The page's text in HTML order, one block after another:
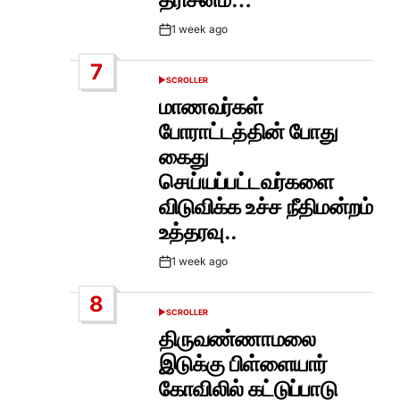
Post1 week ago
7
POSTED
SCROLLER
மாணவர்கள்
போராட்டத்தின் போது
கைது
செய்யப்பட்டவர்களை
விடுவிக்க உச்ச நீதிமன்றம்
உத்தரவு..
Post1 week ago
8
POSTED
SCROLLER
திருவண்ணாமலை
இடுக்கு பிள்ளையார்
கோவிலில் கட்டுப்பாடு